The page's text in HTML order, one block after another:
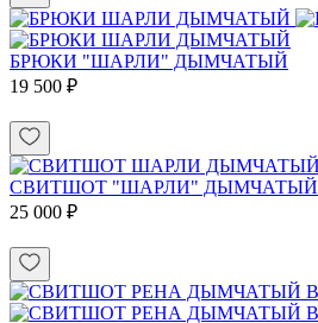
БРЮКИ "ШАРЛИ" ДЫМЧАТЫЙ
19 500 ₽
СВИТШОТ "ШАРЛИ" ДЫМЧАТЫЙ
25 000 ₽